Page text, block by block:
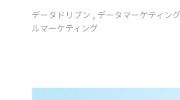
データドリブン データマーケティン
ルマーケティング